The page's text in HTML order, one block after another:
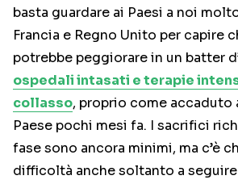
basta guardare ai Paesi a noi
Francia e Regno Unito per capire
potrebbe peggiorare in un batter
ospedali intasati e terapie
collasso, proprio come accaduto
Paese pochi mesi fa. I sacrifici
fase sono ancora minimi, ma c’è
difficoltà anche soltanto a